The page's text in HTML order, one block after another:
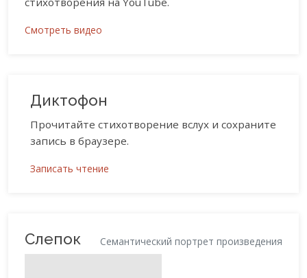
Смотреть видео
Диктофон
Прочитайте стихотворение вслух и сохраните
запись в браузере.
Записать чтение
Слепок Семантический портрет произведения